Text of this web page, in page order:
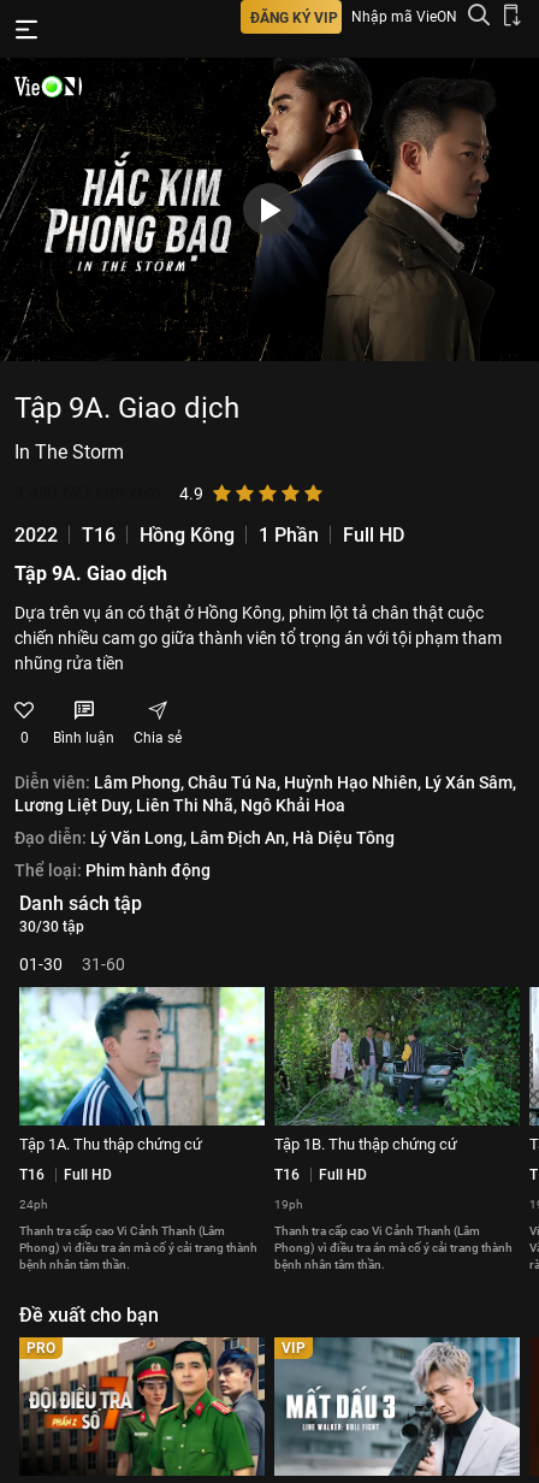
ĐĂNG KÝ VIP Nhập mã VieON
Tập 9A. Giao dịch
In The Storm
4.9
2022 T16 Hồng Kông 1 Phần
Full HD
Tập 9A. Giao dịch
Dựa trên vụ án có thật ở Hồng Kông, phim lột tả chân thật cuộc
chiến nhiều cam go giữa thành viên tổ trọng án với tội phạm tham
nhũng rửa tiền
0 Bình luận Chia sẻ
Diễn viên: Lâm Phong,Châu Tú Na, Huỳnh Hạo Nhiên, Lý Xán Sâm,
Lương Liệt Duy, Liên Thi Nhã, Ngô Khải Hoa
Đạo diễn: Lý Văn Long, Lâm Địch An, Hà Diệu Tông
Thể loại: Phim hành động
Danh sách tập
30/30 tập
01-30 31-60
Tập 1A. Thu thập chứng cứ
T16 Full HD
24ph
Thanh tra cấp cao Vi Cảnh Thanh (Lâm
Phong) vì điều tra án mà cố ý cải trang thành
bệnh nhân tâm thần.
Tập 1B. Thu thập chứng cứ
T16 Full HD
19ph
Thanh tra cấp cao Vi Cảnh Thanh (Lâm
Phong) vì điều tra án mà cố ý cải trang thành
bệnh nhân tâm thần.
Đề xuất cho bạn
PRO VIP